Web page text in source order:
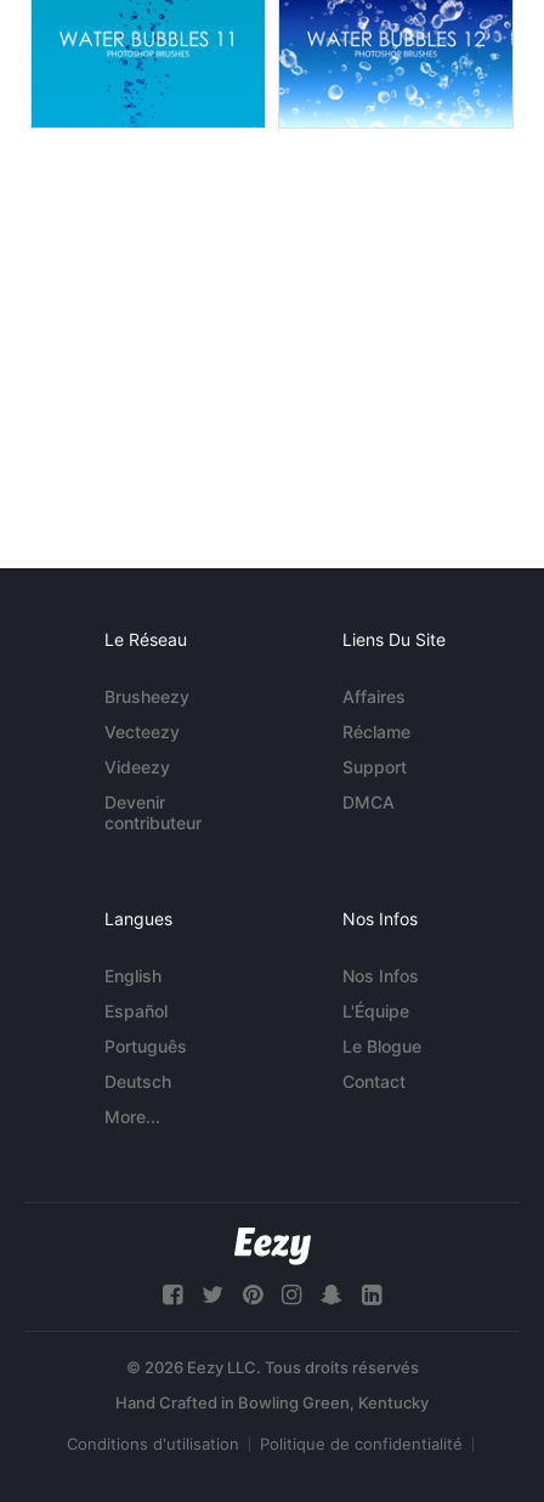
Le Réseau
Brusheezy
Vecteezy
Videezy
Devenir
contributeur
Liens Du Site
Affaires
Réclame
Support
DMCA
Langues
English
Español
Português
Deutsch
More...
Nos Infos
Nos Infos
L'Équipe
Le Blogue
Contact
© 2026 Eezy LLC. Tous droits réservés
Conditions d'utilisation Politique de confidentialité